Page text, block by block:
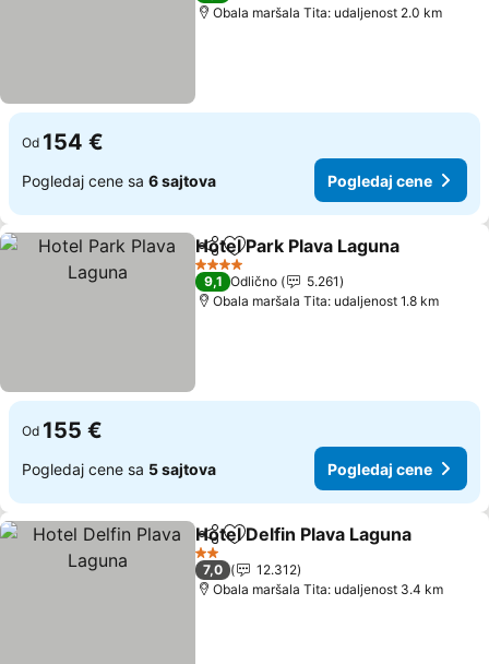
Obala maršala Tita: udaljenost 2.0 km
Od 154 €
Pogledaj cene sa 6 sajtova Pogledaj cene
Deli Dodati u favorite
Hotel Park Plava Laguna
4 Zvezdice
9,1 Odlično
5.261
Obala maršala Tita: udaljenost 1.8 km
Od 155 €
Pogledaj cene sa 5 sajtova Pogledaj cene
Deli Dodati u favorite
Hotel Delfin Plava Laguna
2 Zvezdice
7,0
12.312
Obala maršala Tita: udaljenost 3.4 km